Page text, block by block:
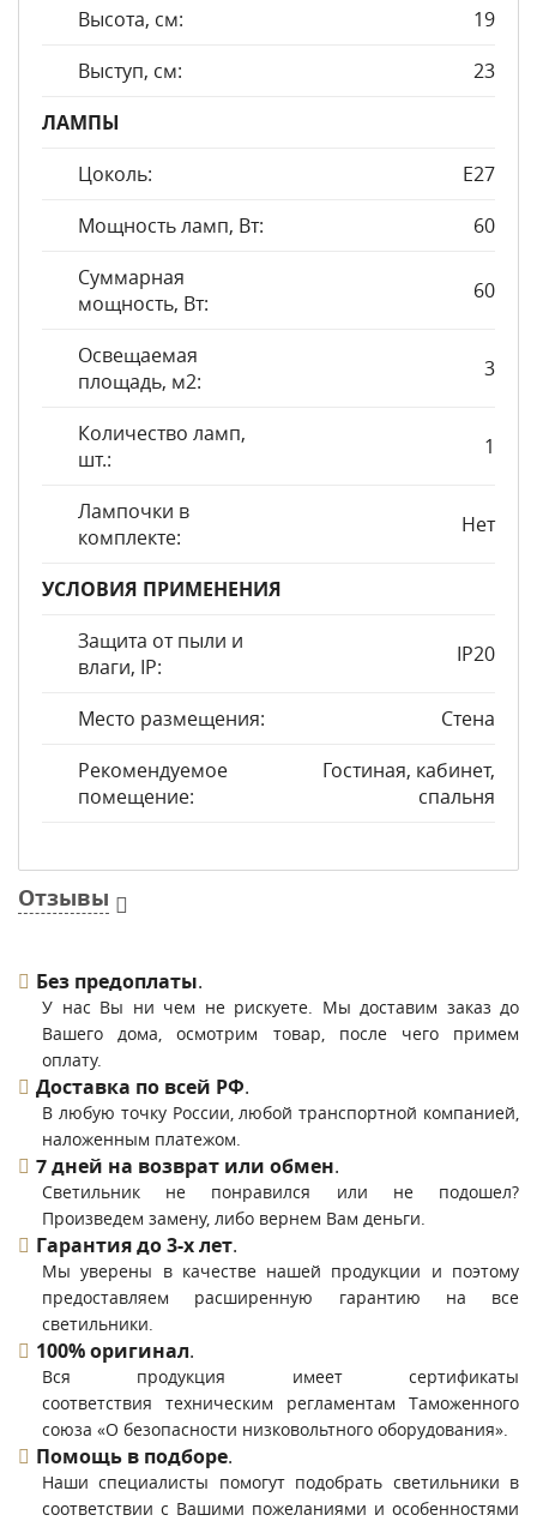
Высота, см:
19
Выступ, см:
23
ЛАМПЫ
Цоколь:
E27
Мощность ламп, Вт:
60
Суммарная
мощность, Вт:
60
Освещаемая
площадь, м2:
3
Количество ламп,
шт.:
1
Лампочки в
комплекте:
Нет
УСЛОВИЯ ПРИМЕНЕНИЯ
Защита от пыли и
влаги, IP:
IP20
Место размещения:
Стена
Рекомендуемое
помещение:
Гостиная, кабинет,
спальня
Отзывы
Без предоплаты.
У нас Вы ни чем не рискуете. Мы доставим заказ до
Вашего дома, осмотрим товар, после чего примем
оплату.
Доставка по всей РФ.
В любую точку России, любой транспортной компанией,
наложенным платежом.
7 дней на возврат или обмен.
Светильник не понравился или не подошел?
Произведем замену, либо вернем Вам деньги.
Гарантия до 3-х лет.
Мы уверены в качестве нашей продукции и поэтому
предоставляем расширенную гарантию на все
светильники.
100% оригинал.
Вся продукция имеет сертификаты
соответствия техническим регламентам Таможенного
союза «О безопасности низковольтного оборудования».
Помощь в подборе.
Наши специалисты помогут подобрать светильники в
соответствии с Вашими пожеланиями и особенностями